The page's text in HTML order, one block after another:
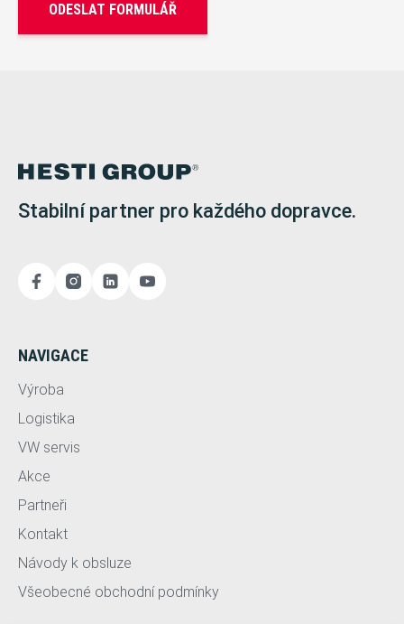
ODESLAT FORMULÁŘ
Stabilní partner pro každého dopravce.
NAVIGACE
Výroba
Logistika
VW servis
Akce
Partneři
Kontakt
Návody k obsluze
Všeobecné obchodní podmínky